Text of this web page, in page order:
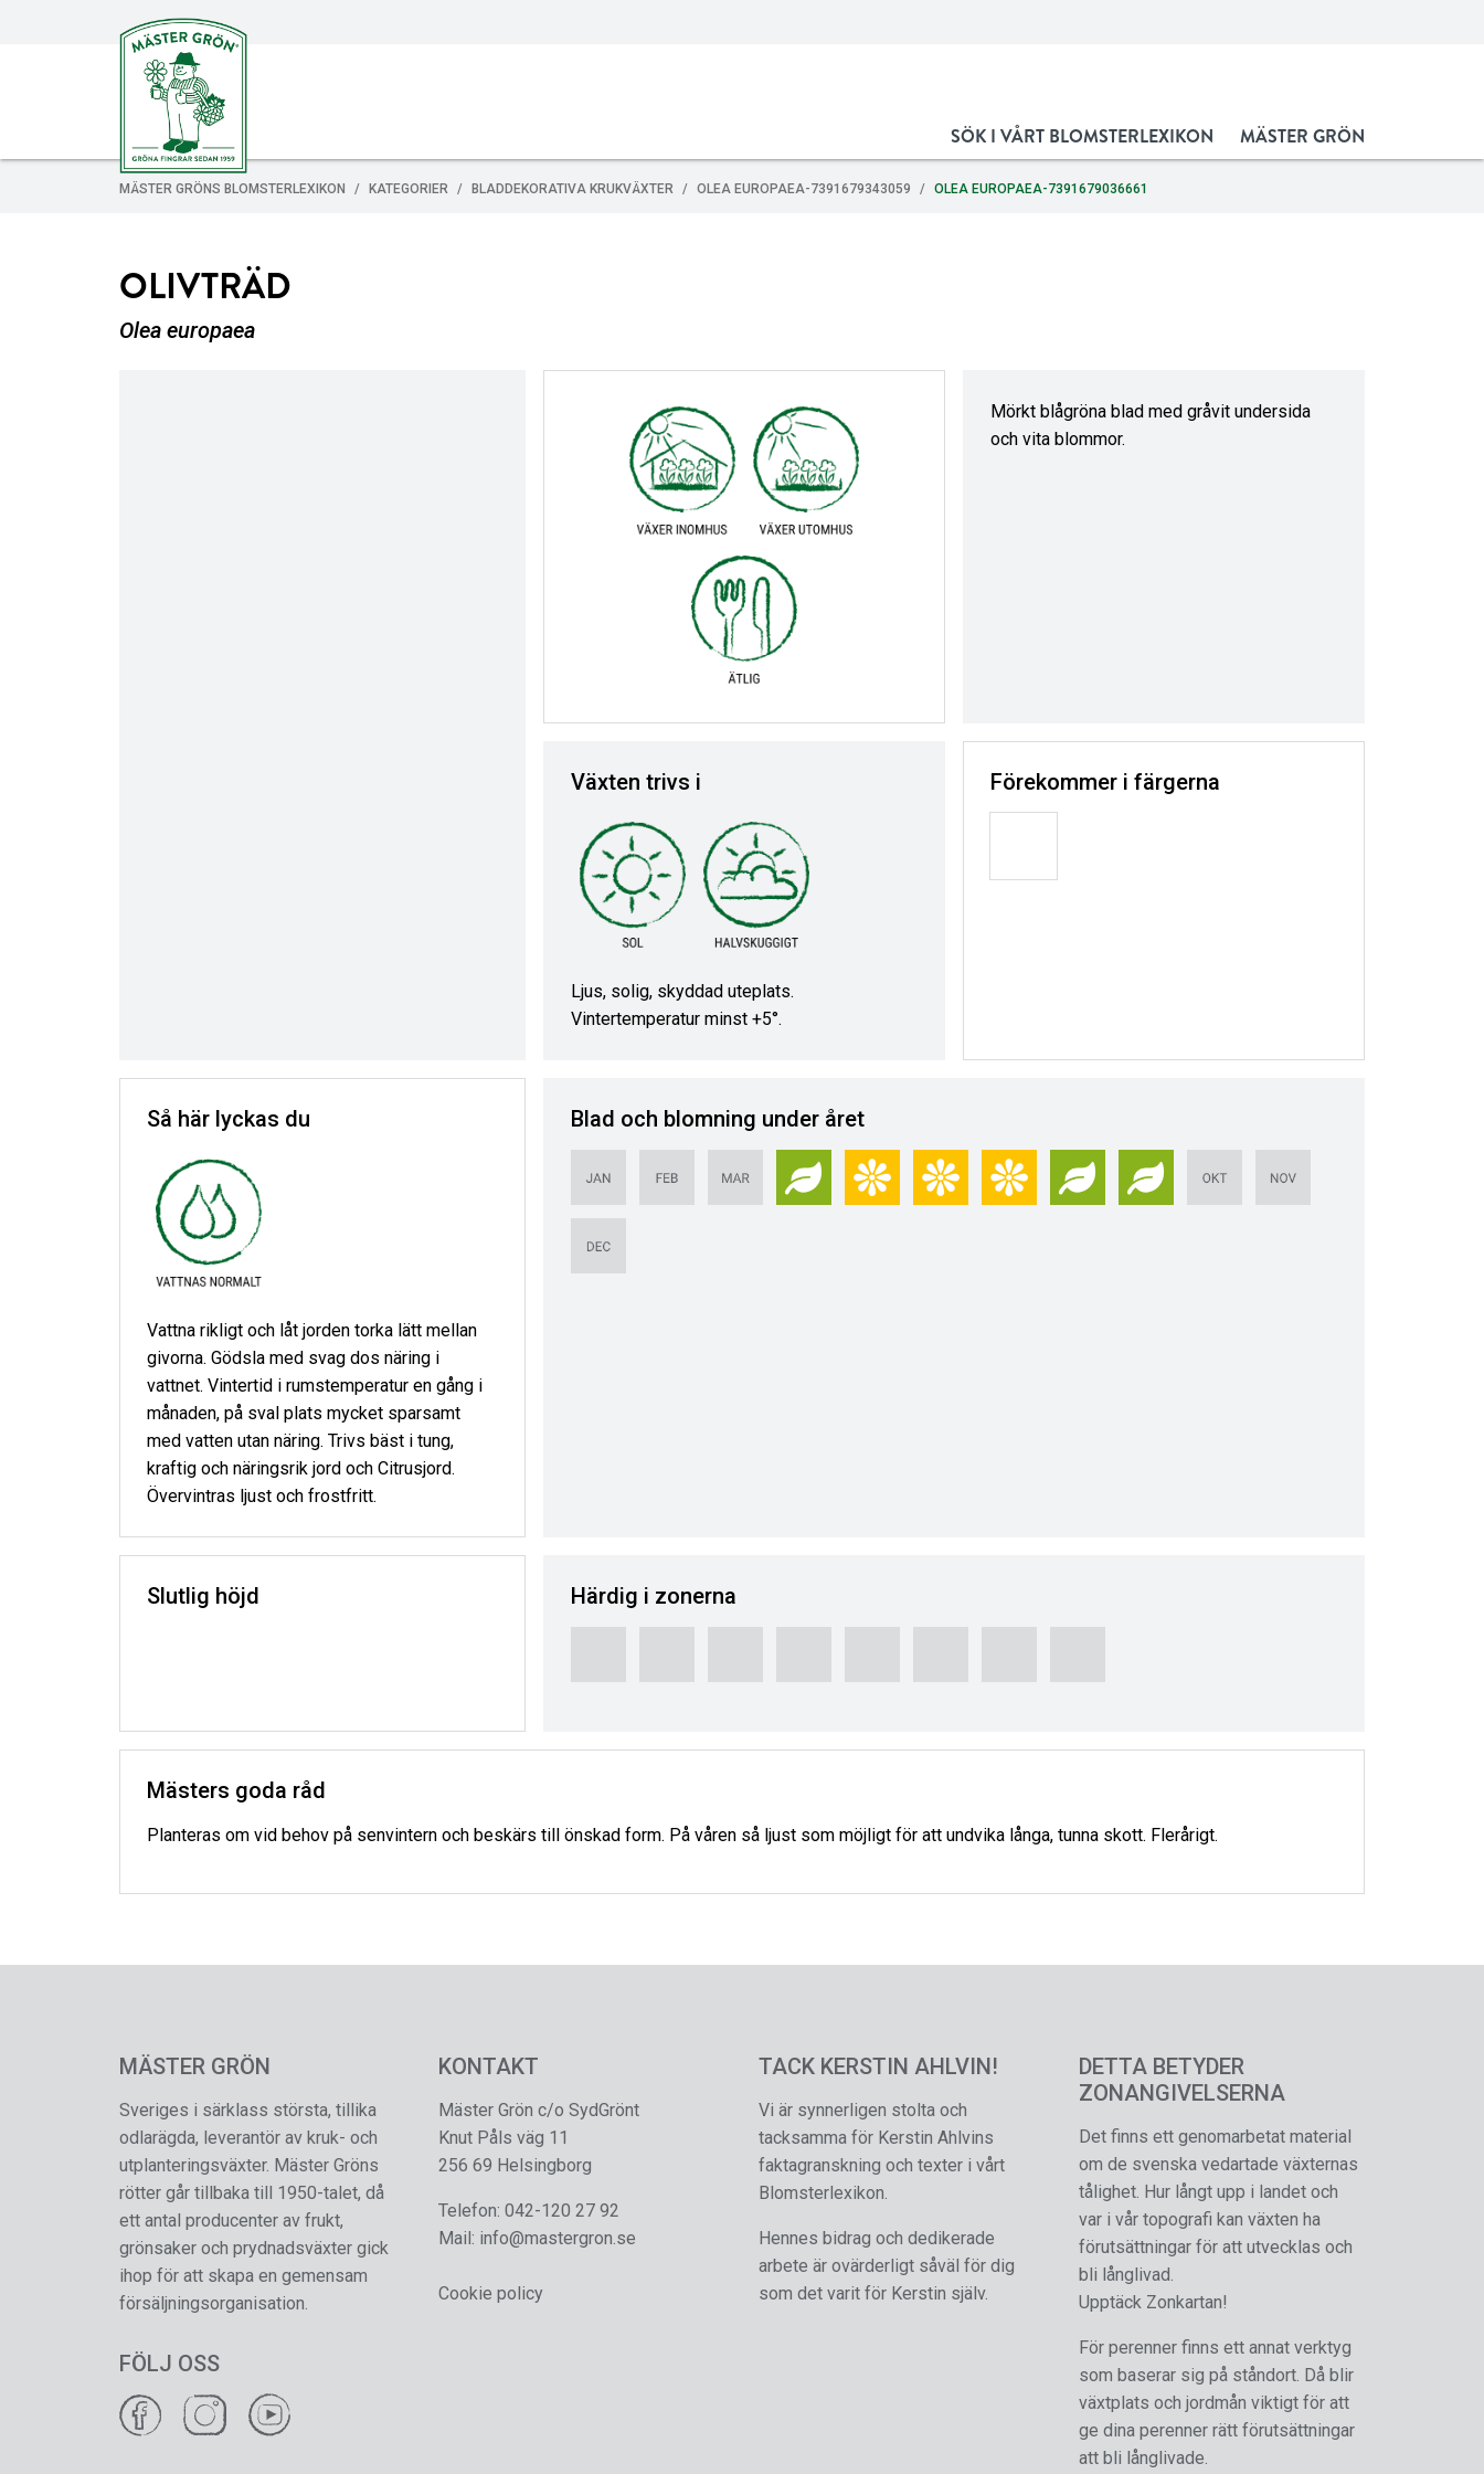
SÖK I VÅRT BLOMSTERLEXIKON MÄSTER GRÖN
MÄSTER GRÖNS BLOMSTERLEXIKON KATEGORIER BLADDEKORATIVA KRUKVÄXTER OLEA EUROPAEA-7391679343059 OLEA EUROPAEA-7391679036661
OLIVTRÄD
Olea europaea
Mörkt blågröna blad med gråvit undersida
och vita blommor.
Förekommer i färgerna
Växten trivs i
Ljus, solig, skyddad uteplats.
Vintertemperatur minst +5°.
Så här lyckas du
Vattna rikligt och låt jorden torka lätt mellan
givorna. Gödsla med svag dos näring i
vattnet. Vintertid i rumstemperatur en gång i
månaden, på sval plats mycket sparsamt
med vatten utan näring. Trivs bäst i tung,
kraftig och näringsrik jord och Citrusjord.
Övervintras ljust och frostfritt.
Blad och blomning under året
Slutlig höjd Härdig i zonerna
Mästers goda råd
Planteras om vid behov på senvintern och beskärs till önskad form. På våren så ljust som möjligt för att undvika långa, tunna skott. Flerårigt.
MÄSTER GRÖN
Sveriges i särklass största, tillika
odlarägda, leverantör av kruk- och
utplanteringsväxter. Mäster Gröns
rötter går tillbaka till 1950-talet, då
ett antal producenter av frukt,
grönsaker och prydnadsväxter gick
ihop för att skapa en gemensam
försäljningsorganisation.
FÖLJ OSS
KONTAKT
Mäster Grön c/o SydGrönt
Knut Påls väg 11
256 69 Helsingborg
Telefon:042-120 27 92
Mail: info@mastergron.se
Cookie policy
TACK KERSTIN AHLVIN!
Vi är synnerligen stolta och
tacksamma för Kerstin Ahlvins
faktagranskning och texter i vårt
Blomsterlexikon.
Hennes bidrag och dedikerade
arbete är ovärderligt såväl för dig
som det varit för Kerstin själv.
DETTA BETYDER
ZONANGIVELSERNA
Det finns ett genomarbetat material
om de svenska vedartade växternas
tålighet. Hur långt upp i landet och
var i vår topografi kan växten ha
förutsättningar för att utvecklas och
bli långlivad.
Upptäck Zonkartan!
För perenner finns ett annat verktyg
som baserar sig på ståndort. Då blir
växtplats och jordmån viktigt för att
ge dina perenner rätt förutsättningar
att bli långlivade.